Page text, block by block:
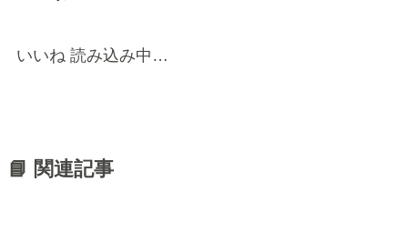
いいね 読み込み中…
📘 関連記事